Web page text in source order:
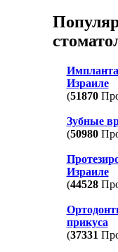
Израиле
(51870
Зубные
(50980
Израиле
(44528
прикуса
(37331